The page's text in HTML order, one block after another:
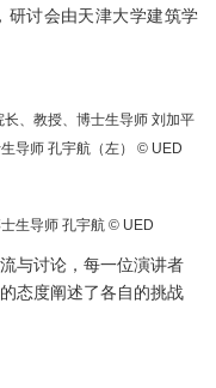
研讨会由天津大学建筑学
、教授、博士生导师 刘加平
导师 孔宇航（左） © UED
生导师 孔宇航 © UED
与讨论，每一位演讲者
态度阐述了各自的挑战